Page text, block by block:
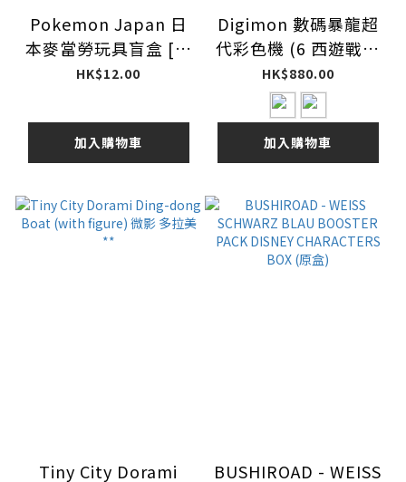
Pokemon Japan 日
本麥當勞玩具盲盒 [平
行進口] Vol 1 第一彈
HK$12.00
加入購物車
Digimon 數碼暴龍超
代彩色機 (6 西遊戰士
/ 7 東方勇士)
HK$880.00
加入購物車
Tiny City Dorami
BUSHIROAD - WEISS